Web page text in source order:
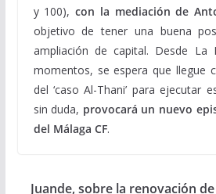
y 100),con la mediación de
objetivo de tener una buena
ampliación de capital. Desde La
momentos, se espera que llegue
del ‘caso Al-Thani’ para ejecutar
sin duda, provocará un nuevo
del Málaga CF.
Juande, sobre la renovación